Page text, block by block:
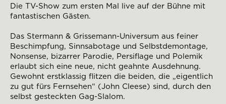
Die TV-Show zum ersten Mal live auf der Bühne mit
fantastischen Gästen.
Das Stermann & Grissemann-Universum aus feiner
Beschimpfung, Sinnsabotage und Selbstdemontage,
Nonsense, bizarrer Parodie, Persiflage und Polemik
erlaubt sich eine neue, nicht geahnte Ausdehnung.
Gewohnt erstklassig flitzen die beiden, die „eigentlich
zu gut fürs Fernsehen“ (John Cleese) sind, durch den
selbst gesteckten Gag-Slalom.